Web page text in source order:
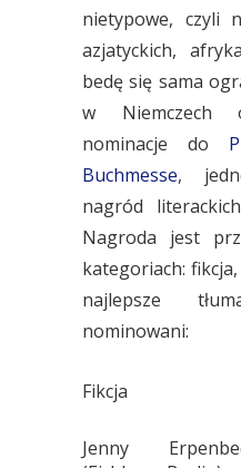
nietypowe, czyli
azjatyckich,
bedę się sama
w Niemczech
nominacje do
Buchmesse,
nagród
Nagroda jest
kategoriach:
najlepsze
nominowani:
Fikcja
Jenny